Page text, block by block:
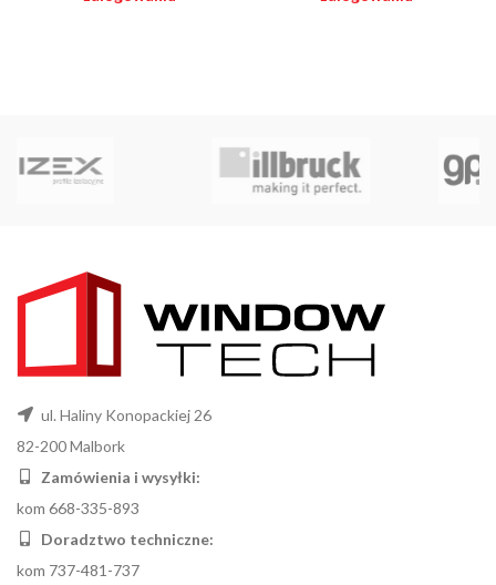
ul. Haliny Konopackiej 26
82-200 Malbork
Zamówienia i wysyłki:
kom 668-335-893
Doradztwo techniczne:
kom 737-481-737